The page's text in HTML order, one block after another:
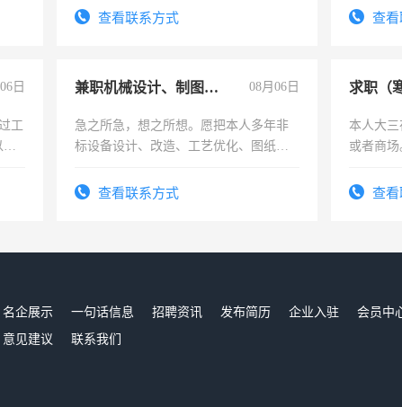
查看联系方式 查看
日
工
兼职机械设计、制图、设备改造 08月06日
急之所急，想之所想。愿把本人多年非
标设备设计、改造、工艺优化、图纸制
结识有识之士，共享未来。
查看联系方式
求职（
本人大
或者商场
查看
名企展示 一句话信息 招聘资讯 发布简历 企业入驻 会员中
意见建议 联系我们